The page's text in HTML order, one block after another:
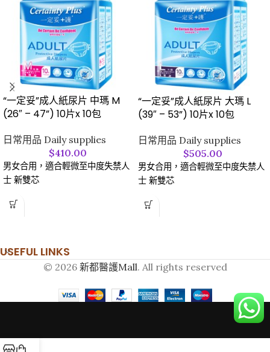
“一定妥”成人紙尿片 中瑪 M
(26″ – 47”) 10片x 10包
日常用品 Daily supplies
$410.00
男女合用，適合輕微至中度失禁人
士 新雙芯
“一定妥”成人紙尿片 大瑪 L
(39″ – 53”) 10片x 10包
日常用品 Daily supplies
$505.00
男女合用，適合輕微至中度失禁人
士 新雙芯
USEFUL LINKS
© 2026 新都醫護Mall. All rights reserved